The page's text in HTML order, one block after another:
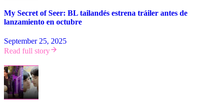
My Secret of Seer: BL tailandés estrena tráiler antes de
lanzamiento en octubre
September 25, 2025
Read full story